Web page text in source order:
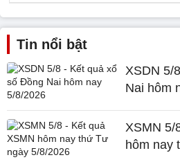
Tin nổi bật
XSDN 5/
Nai hôm
XSMN 5/
hôm nay